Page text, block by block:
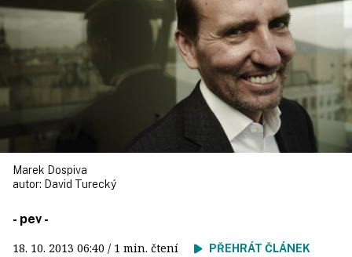
Marek Dospiva
autor: David Turecký
- pev -
18. 10. 2013 06:40 / 1 min. čtení PŘEHRÁT ČLÁNEK